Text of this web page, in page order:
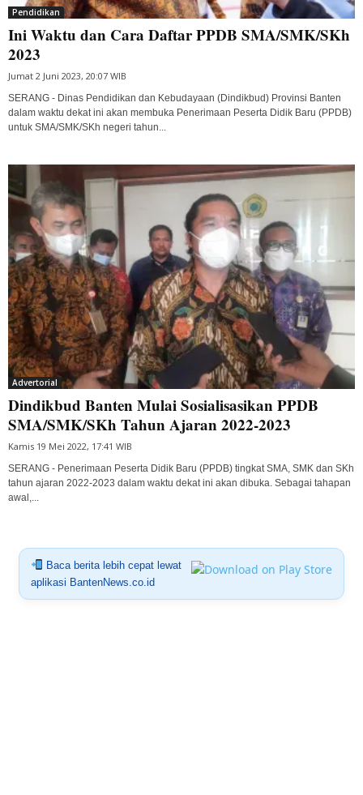
Pendidikan
Ini Waktu dan Cara Daftar PPDB SMA/SMK/SKh
2023
Jumat 2 Juni 2023, 20:07 WIB
SERANG - Dinas Pendidikan dan Kebudayaan (Dindikbud) Provinsi Banten
dalam waktu dekat ini akan membuka Penerimaan Peserta Didik Baru (PPDB)
untuk SMA/SMK/SKh negeri tahun...
Advertorial
Dindikbud Banten Mulai Sosialisasikan PPDB
SMA/SMK/SKh Tahun Ajaran 2022-2023
Kamis 19 Mei 2022, 17:41 WIB
SERANG - Penerimaan Peserta Didik Baru (PPDB) tingkat SMA, SMK dan SKh
tahun ajaran 2022-2023 dalam waktu dekat ini akan dibuka. Sebagai tahapan
awal,...
Baca berita lebih cepat lewat
aplikasi BantenNews.co.id